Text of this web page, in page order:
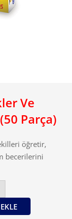
Ve
Parça)
öğretir,
becerilerini